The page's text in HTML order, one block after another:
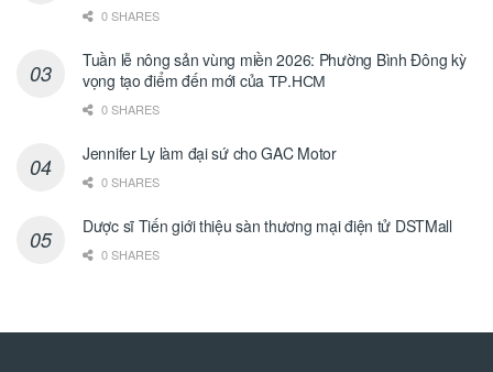
0 SHARES
Tuần lễ nông sản vùng miền 2026: Phường Bình Đông kỳ
vọng tạo điểm đến mới của ТР.НСМ
0 SHARES
Jennifer Ly làm đại sứ cho GAC Motor
0 SHARES
Dược sĩ Tiến giới thiệu sàn thương mại điện tử DSTMall
0 SHARES